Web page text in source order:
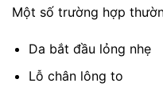
Một số trường hợp
Da bắt đầu lỏng nhẹ
Lỗ chân lông to